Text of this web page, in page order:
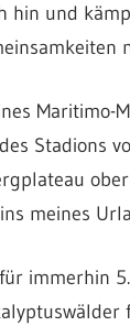
hin und
Maritimo-
Stadions
meines
immerhin